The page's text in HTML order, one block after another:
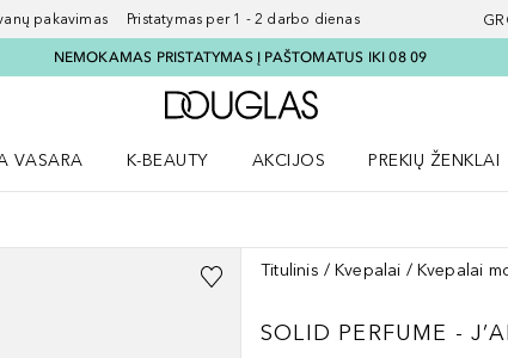
pakavimas Pristatymas per 1 - 2 darbo dienas
NEMOKAMAS PRISTATYMAS Į PAŠTOMATUS IKI 08 09
Į Douglas pagrindinį
VASARA
K-BEAUTY
AKCIJOS
PREKIŲ ŽENKLAI
Titulinis Kvepalai Kvepalai
SOLID PERFUME -